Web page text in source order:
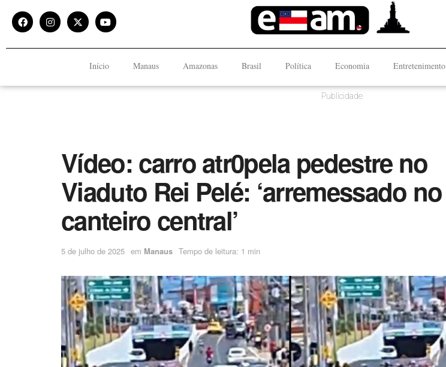
Início Manaus Amazonas Brasil Política Economia Entretenimento
Publicidade
Vídeo: carro atr0pela pedestre no
Viaduto Rei Pelé: ‘arremessado no
canteiro central’
5 de julho de 2025 em Manaus Tempo de leitura: 1 min